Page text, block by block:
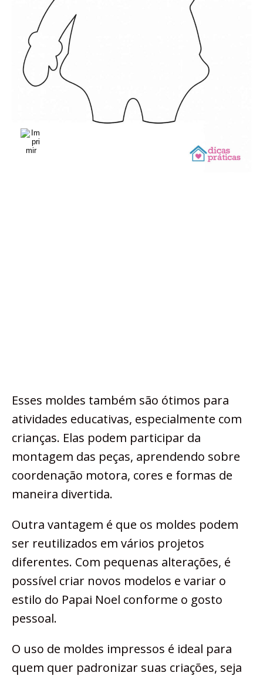
Esses moldes também são ótimos para
atividades educativas, especialmente com
crianças. Elas podem participar da
montagem das peças, aprendendo sobre
coordenação motora, cores e formas de
maneira divertida.
Outra vantagem é que os moldes podem
ser reutilizados em vários projetos
diferentes. Com pequenas alterações, é
possível criar novos modelos e variar o
estilo do Papai Noel conforme o gosto
pessoal.
O uso de moldes impressos é ideal para
quem quer padronizar suas criações, seja